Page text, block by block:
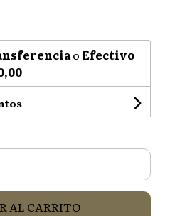
o Efectivo
AL CARRITO